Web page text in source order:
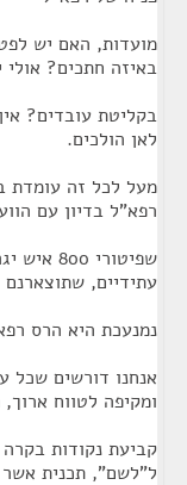
מועדות, האם יש
באיזה חתכים? אולי
בקליטת עובדים?
לאן הולכים.
מעל לכל זה עומדת
רפא"ל בדיון עם
עתידיים, שתוצארנם
נמנעכת היא הרס
אנחנו דורשים שכל
ומקיפה לטווח ארוך,
קביעת נקודות בקרה
ל"לשם", תכנית אשר